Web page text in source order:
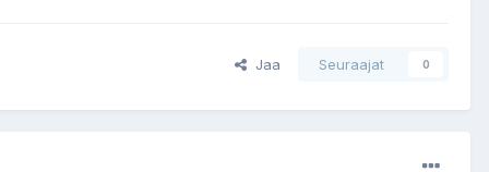
Jaa Seuraajat 0